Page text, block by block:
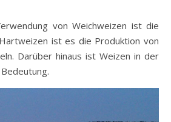
ist es die Produktion von
Darüber hinaus ist Weizen in der